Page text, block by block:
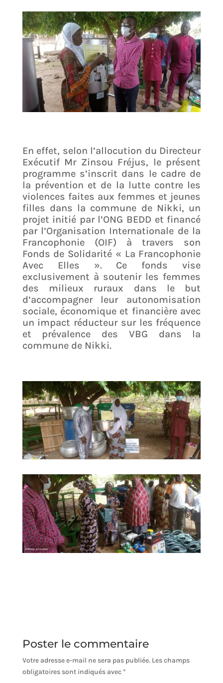
En effet, selon l’allocution du Directeur
Exécutif Mr Zinsou Fréjus, le présent
programme s’inscrit dans le cadre de
la prévention et de la lutte contre les
violences faites aux femmes et jeunes
filles dans la commune de Nikki, un
projet initié par l’ONG BEDD et financé
par l’Organisation Internationale de la
Francophonie (OIF) à travers son
Fonds de Solidarité « La Francophonie
Avec Elles ». Ce fonds vise
exclusivement à soutenir les femmes
des milieux ruraux dans le but
d’accompagner leur autonomisation
sociale, économique et financière avec
un impact réducteur sur les fréquence
et prévalence des VBG dans la
commune de Nikki.
Poster le commentaire
Votre adresse e-mail ne sera pas publiée. Les champs
obligatoires sont indiqués avec *